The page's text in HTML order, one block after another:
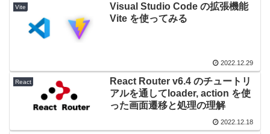
Vite
Visual Studio Code の拡張機能
Vite を使ってみる
2022.12.29
React
React Router v6.4 のチュートリ
アルを通してloader, action を使
った画面遷移と処理の理解
2022.12.18